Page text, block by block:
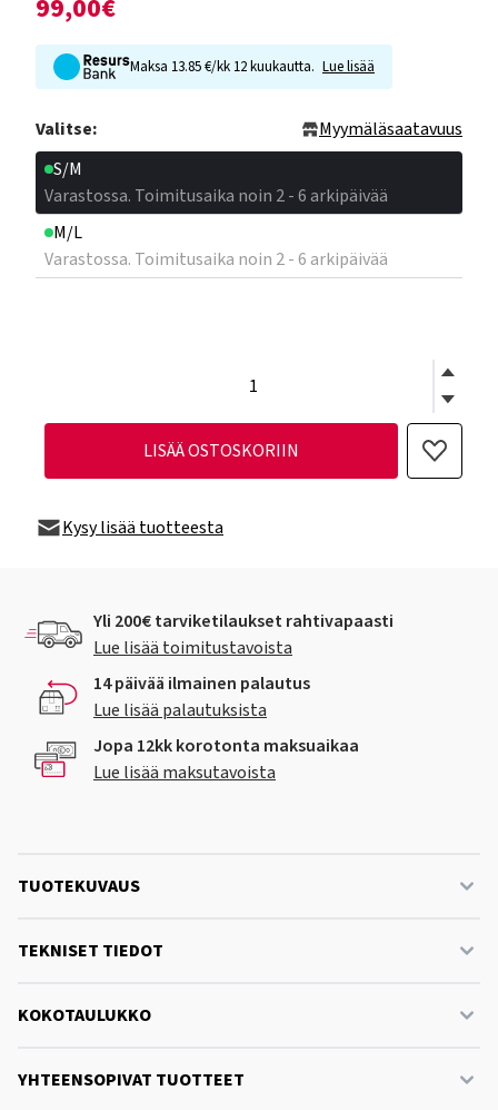
99,00€
Maksa 13.85 €/kk 12 kuukautta. Lue lisää
Valitse:
Myymäläsaatavuus
S/M
Varastossa. Toimitusaika noin 2 - 6 arkipäivää
M/L
Varastossa. Toimitusaika noin 2 - 6 arkipäivää
LISÄÄ OSTOSKORIIN
Kysy lisää tuotteesta
Yli 200€ tarviketilaukset rahtivapaasti
Lue lisää toimitustavoista
14 päivää ilmainen palautus
Lue lisää palautuksista
Jopa 12kk korotonta maksuaikaa
Lue lisää maksutavoista
TUOTEKUVAUS
TEKNISET TIEDOT
KOKOTAULUKKO
YHTEENSOPIVAT TUOTTEET